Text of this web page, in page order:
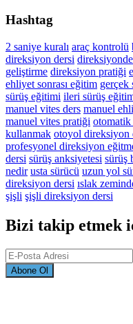
Hashtag
2 saniye kuralı araç kontrolü
direksiyon dersi
geliştirme direksiyon pratiği
ehliyet sonrası eğitim gerçek
sürüş eğitimi ileri sürüş
manuel vites ders manuel
manuel vites pratiği otomatik
kullanmak otoyol direksiyon
profesyonel direksiyon
dersi sürüş anksiyetesi sürüş
nedir usta sürücü uzun yol
direksiyon dersi ıslak
şişli şişli direksiyon dersi
Bizi takip etmek
Abone Ol